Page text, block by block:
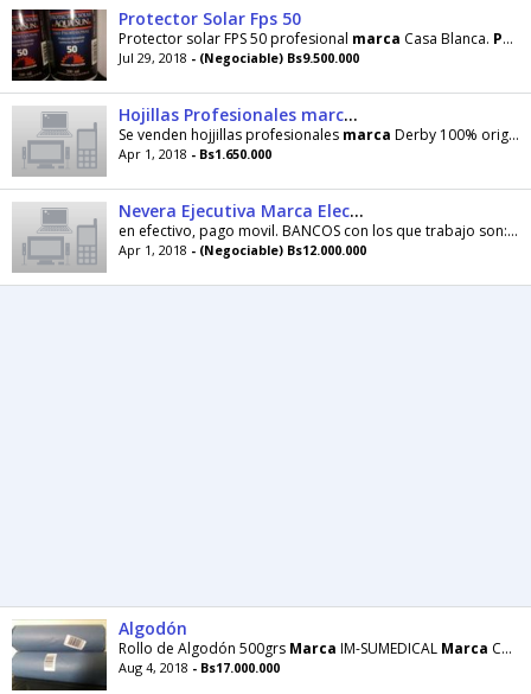
Protector Solar Fps 50
Protector solar FPS 50 profesional marca Casa Blanca. Producto
Jul 29, 2018 - (Negociable) Bs9.500.000
Hojillas Profesionales marca Derby 100 orignales
Se venden hojjillas profesionales marca Derby 100% originales,
Apr 1, 2018 - Bs1.650.000
Nevera Ejecutiva Marca Electrolux 50 Lts
en efectivo, pago movil. BANCOS con los que trabajo son: BNC, BOD, Provincial,
Apr 1, 2018 - (Negociable) Bs12.000.000
Algodón
Rollo de Algodón 500grs Marca IM-SUMEDICAL Marca CODIX
Aug 4, 2018 - Bs17.000.000